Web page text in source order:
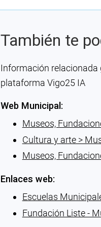
También te
Información
plataforma Vigo25 IA
Web Municipal:
Museos,
Cultura y arte >
Museos,
Enlaces web:
Escuelas
Fundación Liste -